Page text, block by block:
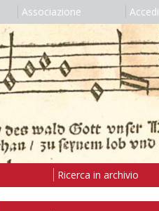
Associazione Accedi
Ricerca in archivio